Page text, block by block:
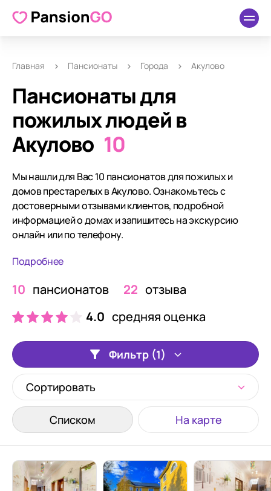
Главная Пансионаты Города Акулово
Пансионаты для
пожилых людей в
Акулово 10
Мы нашли для Вас 10 пансионатов для пожилых и
домов престарелых в Акулово. Ознакомьтесь с
достоверными отзывами клиентов, подробной
информацией о домах и запишитесь на экскурсию
онлайн или по телефону.
Подробнее
10 пансионатов 22 отзыва
4.0 средняя оценка
Фильтр (1)
Сортировать
Списком На карте